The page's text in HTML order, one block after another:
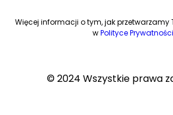
Więcej informacji o tym, jak przetwarzamy
wPolityce Prywatności
© 2024 Wszystkie prawa